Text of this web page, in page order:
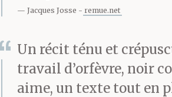
Jacques Josse remue.net
Un récit ténu et
travail d’orfèvre, noir
aime, un texte tout en